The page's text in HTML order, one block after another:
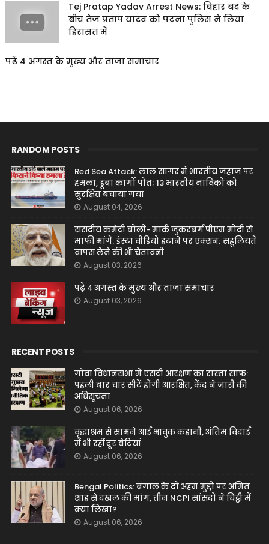
Tej Pratap Yadav Arrest News: बिहार बंद के
बीच तेज प्रताप यादव को पटना पुलिस ने लिया
हिरासत में
पढ़ें 4 अगस्त के मुख्य और ताजा समाचार
RANDOM POSTS
Red Sea Attack: लाल सागर में भारतीय जहाज पर
हमला, डूबा कार्गो पोत; 13 भारतीय नाविकों को
सुरक्षित बचाया गया
August 04, 2026
संसदीय कमेटी बोली- मार्क जुकरबर्ग पीएम मोदी से
माफी मांगें: इंस्टा वीडियो हटाने पर एक्शन; सहूलियतें
वापस लेने की भी चेतावनी
August 03, 2026
पढ़ें 4 अगस्त के मुख्य और ताजा समाचार
August 03, 2026
RECENT POSTS
गोवा विधानसभा में एसटी आरक्षण का रास्ता साफ:
पहली बार चार सीटें होंगी आरक्षित, केंद्र ने जारी की
अधिसूचना
August 06, 2026
वृद्धाश्रम से सामने आई भावुक कहानी, अंतिम विदाई
में भी रहीं दूर बेटियां
August 06, 2026
Bengal Politics: बंगाल के दो अहम मुद्दों पर अमित
शाह से दखल की मांग, तीन NCPI सांसदों ने चिट्ठी में
क्या लिखा?
August 06, 2026